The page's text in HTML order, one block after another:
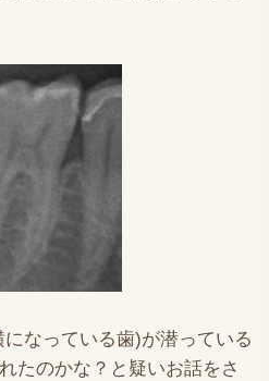
なっている歯)が潜っている
たのかな？と疑いお話をさ